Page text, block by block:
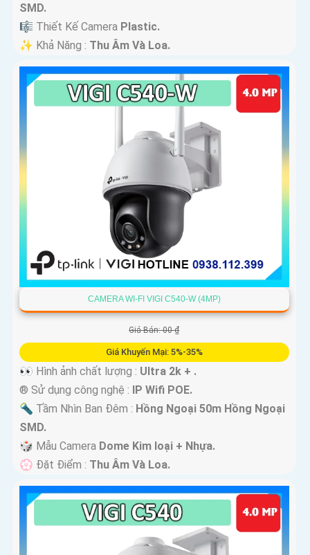
SMD.
🎼️ Thiết Kế Camera Plastic.
️✨ Khả Năng : Thu Âm Và Loa.
CAMERA WI-FI VIGI C540-W (4MP)
Giá Bán: 00 ₫
Giá Khuyến Mại: 5%-35%
️
👀 Hình ảnh chất lượng : Ultra 2k + .
®️ Sử dụng công nghệ : IP Wifi POE.
🔦 Tầm Nhìn Ban Đêm : Hồng Ngoại 50m Hồng Ngoại
SMD.
🎲 Mẫu Camera Dome Kim loại + Nhựa.
️💮 Đặt Điểm : Thu Âm Và Loa.